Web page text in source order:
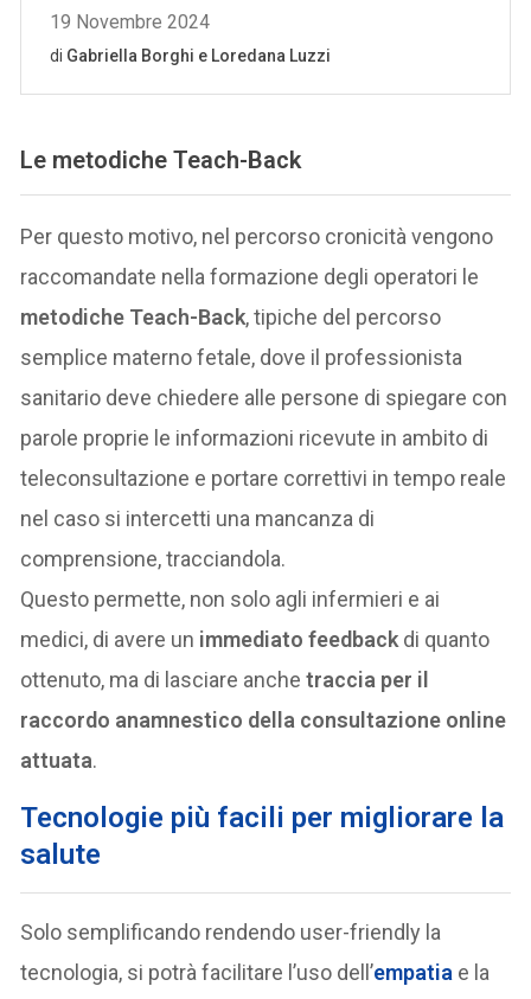
Le metodiche Teach-Back
Per questo motivo, nel percorso cronicità vengono
raccomandate nella formazione degli operatori le
metodiche Teach-Back, tipiche del percorso
semplice materno fetale, dove il professionista
sanitario deve chiedere alle persone di spiegare con
parole proprie le informazioni ricevute in ambito di
teleconsultazione e portare correttivi in tempo reale
nel caso si intercetti una mancanza di
comprensione, tracciandola.
Questo permette, non solo agli infermieri e ai
medici, di avere un immediato feedbackdi quanto
ottenuto, ma di lasciare anche traccia per il
raccordo anamnestico della consultazione online
attuata.
Tecnologie più facili per migliorare la
salute
Solo semplificando rendendo user-friendly la
tecnologia, si potrà facilitare l’uso dell’empatia e la